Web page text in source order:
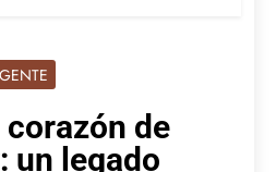
de
un legado